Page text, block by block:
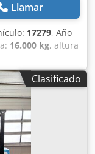
Llamar
17279, Año
16.000 kg, altura
diésel, tipo de
mm, longitud
trasero:
Número de serie:
Clasificado